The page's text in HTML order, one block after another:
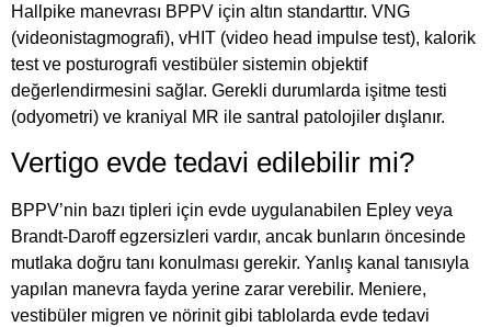
Hallpike manevrası BPPV için altın standarttır. VNG
(videonistagmografi), vHIT (video head impulse test), kalorik
test ve posturografi vestibüler sistemin objektif
değerlendirmesini sağlar. Gerekli durumlarda işitme testi
(odyometri) ve kraniyal MR ile santral patolojiler dışlanır.
Vertigo evde tedavi edilebilir mi?
BPPV’nin bazı tipleri için evde uygulanabilen Epley veya
Brandt-Daroff egzersizleri vardır, ancak bunların öncesinde
mutlaka doğru tanı konulması gerekir. Yanlış kanal tanısıyla
yapılan manevra fayda yerine zarar verebilir. Meniere,
vestibüler migren ve nörinit gibi tablolarda evde tedavi